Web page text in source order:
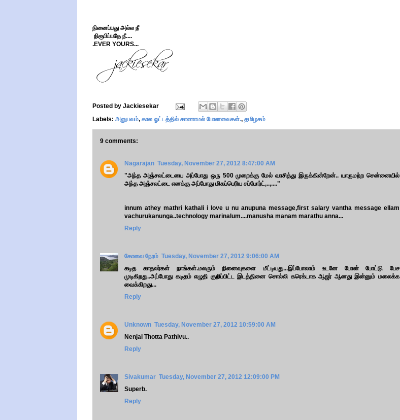
நினைப்பது அல்ல நீ
நிரூபிப்பதே நீ....
.EVER YOURS...
Posted by Jackiesekar
Labels: அனுபவம், கால ஓட்டத்தில் காணாமல் போனவைகள்., தமிழகம்
9 comments:
Nagarajan Tuesday, November 27, 2012 8:47:00 AM
"அந்த அஞ்சலட்டையை அப்போது ஒரு 500 முறைக்கு மேல் வாசித்து இருக்கின்றேன்.. யாருமற்ற சென்னையில்
அந்த அஞ்சலட்டை எனக்கு அப்போது மிகப்பெரிய சப்போர்ட்,..,...."
innum athey mathri kathali i love u nu anupuna message,first salary vantha message ellam
vachurukanunga..technology marinalum....manusha manam marathu anna...
Reply
கோவை நேரம் Tuesday, November 27, 2012 9:06:00 AM
கடித காதலர்கள் நாங்கள்.மலரும் நினைவுகளை மீட்டியது...இப்போலாம் உடனே போன் போட்டு பேச
முடிகிறது..அப்போது கடிதம் எழுதி குறிப்பிட்ட இடத்தினை சொல்லி கரெக்டாக ஆஜர் ஆனது இன்னும் மலைக்க
வைக்கிறது...
Reply
Unknown Tuesday, November 27, 2012 10:59:00 AM
Nenjai Thotta Pathivu..
Reply
Sivakumar Tuesday, November 27, 2012 12:09:00 PM
Superb.
Reply